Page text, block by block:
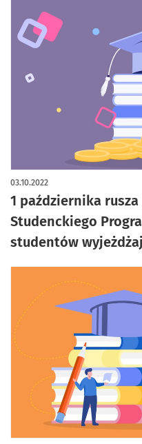
1 października
Studenckiego
studentów
uczelnie w
03.10.2022